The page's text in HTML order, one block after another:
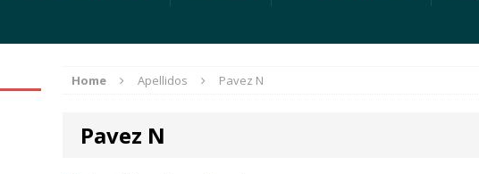
Home Apellidos Pavez N
Pavez N